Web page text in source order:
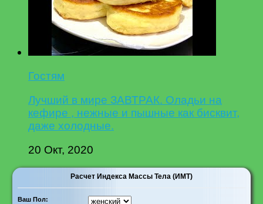
Гостям
Лучший в мире ЗАВТРАК. Оладьи на
кефире , нежные и пышные как бисквит,
даже холодные.
20 Окт, 2020
Расчет Индекса Массы Тела (ИМТ)
Ваш Пол: